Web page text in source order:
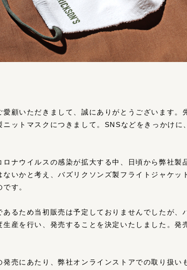
顧いただきまして、誠にありがとうございます。
ットマスクにつきまして。SNSなどをきっかけに
ナウイルスの感染が拡大する中、日頃から弊社製
いかと考え、バズリクソンズ製フライトジャケッ
す。
るため当初販売は予定しておりませんでしたが、
産を行い、発売することを決定いたしました。
売にあたり、弊社オンラインストアでの取り扱い